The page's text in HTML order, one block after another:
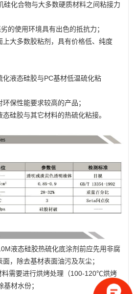
硅化合物与大多数硬质材料之间粘接力
的使用环境具有出色的抵抗力；
上大多数胶粘剂，具有价格低、纯度
液态硅胶与PC基材低温硫化粘
保性能要求较高的产品；
硅胶与其它材料的热硫化粘接。
液态硅胶热硫化底涂剂前应先用非腐
，除去基材表面油污及灰尘；
进行烘烤处理（100-120℃烘烤
材水份；